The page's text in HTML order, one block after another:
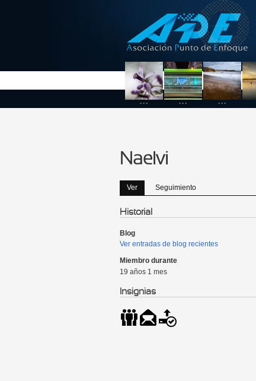
... ... ...
Naelvi
Solapas principales
Ver (solapa activa)
Seguimiento
Historial
Blog
Ver entradas de blog recientes
Miembro durante
19 años 1 mes
Insignias